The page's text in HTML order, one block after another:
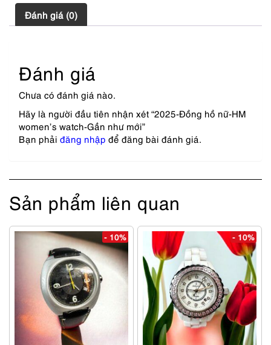
Đánh giá (0)
Đánh giá
Chưa có đánh giá nào.
Hãy là người đầu tiên nhận xét “2025-Đồng hồ nữ-HM
women’s watch-Gần như mới”
Bạn phải đăng nhập để đăng bài đánh giá.
Sản phẩm liên quan
- 10% - 10%